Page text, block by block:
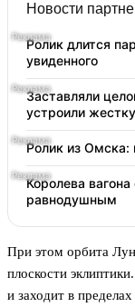
Новости
Ролик длится
увиденного
Заставляли
устроили
Ролик из Омска:
Королева
равнодушным
При этом орбита
плоскости
и заходит в